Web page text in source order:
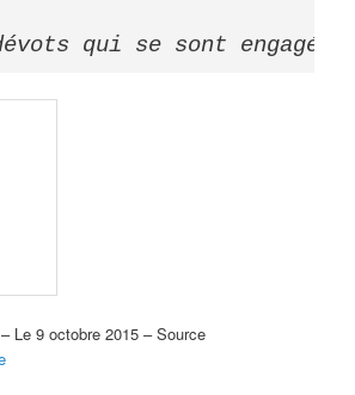
qui se sont
Le 9 octobre 2015 – Source